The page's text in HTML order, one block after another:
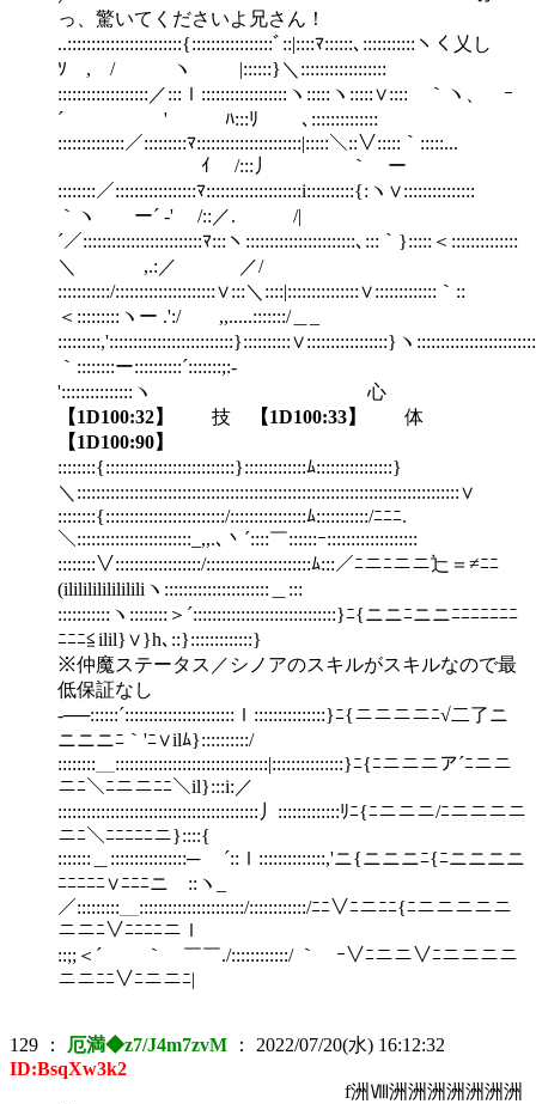
っ、驚いてくださいよ兄さん！
..::::::::::::::::::::::::{:::::::::::::::::ﾞ::|::::ﾏ::::::､:::::::::::ヽく乂し
ｿ , / ヽ |::::::}＼::::::::::::::::::
:::::::::::::::::::／:::ｌ::::::::::::::::::ヽ:::::ヽ:::::∨::::ゞ｀ヽ、 ｰ
´ ' ﾊ:::ﾘ ゝ､::::::::::::::
::::::::::::::／:::::::::ﾏ::::::::::::::::::::::|:::::＼::∨:::::｀:::::...
￣ ｲ /:::丿 ｀ ー
::::::::／:::::::::::::::::ﾏ::::::::::::::::::::i::::::::::{:ヽ∨:::::::::::::::
｀ヽ ー´ ‐' /::／. /|
´／:::::::::::::::::::::::::ﾏ:::ヽ:::::::::::::::::::::::､:::｀}:::::＜::::::::::::::
＼ ,.:／ ／/
:::::::::::/:::::::::::::::::::::∨:::＼::::|:::::::::::::::∨:::::::::::::｀::
＜:::::::::ヽー .':/ ,,.....:::::::/＿_
:::::::::,'::::::::::::::::::::::::::}::::::::::∨:::::::::::::::::}ヽ:::::::::::::::::::::::::
｀::::::::ー::::::::::´:::::::;:-
':::::::::::::::ヽ 心
【1D100:32】
技 【1D100:33】
体
【1D100:90】
::::::::{:::::::::::::::::::::::::::}:::::::::::::ﾑ::::::::::::::::}ゞ
＼::::::::::::::::::::::::::::::::::::::::::::::::::::::::::::::::::::::::::::::::∨
::::::::{:::::::::::::::::::::::::/::::::::::::::::ﾑ:::::::::::/ﾆﾆﾆ.
＼::::::::::::::::::::::::_,,.､丶´::::￣::::::ｰ:::::::::::::::::::
::::::::∨::::::::::::::::::/::::::::::::::::::::::ﾑ:::／ﾆニﾆニニ辷＝≠ﾆﾆ
(ililililililililiヽ::::::::::::::::::::::＿:::
:::::::::::ヽ::::::::＞´::::::::::::::::::::::::::::::}ﾆ{ニニﾆニニﾆﾆﾆﾆﾆﾆﾆ
ﾆﾆﾆ≦ilil}∨}h､::}:::::::::::::}
※仲魔ステータス／シノアのスキルがスキルなので最
低保証なし
-──::::::´:::::::::::::::::::::::ｌ:::::::::::::::}ﾆ{ニニニニﾆ√二了ニ
ニニニﾆ｀'ﾆ∨ilﾑ}::::::::::/
::::::::＿::::::::::::::::::::::::::::::::|:::::::::::::::}ﾆ{ﾆニニニア´ﾆニニ
ニﾆ＼ﾆニニﾆﾆ＼il}:::i:／
::::::::::::::::::::::::::::::::::::::::::丿:::::::::::::ﾘﾆ{ﾆニニニ/ﾆニニニニ
ニﾆ＼ﾆﾆﾆﾆﾆニ}::::{
:::::::＿::::::::::::::::─ ´::ｌ::::::::::::::,'ニ{ニニニﾆ{ﾆニニニニ
ﾆﾆﾆﾆﾆ∨ﾆﾆﾆニゝ::ヽ_
／:::::::::＿::::::::::::::::::::::/::::::::::::/ﾆﾆ∨ﾆニﾆﾆ{ﾆニニニニニ
ニニﾆ∨ﾆﾆﾆﾆニｌ
::;;＜´ ｀ ￣￣./::::::::::::/ ｀ ｰ∨ﾆニニ∨ﾆニニニニ
ニニﾆﾆ∨ﾆニニﾆ|
129 ： 厄満◆z7/J4m7zvM ： 2022/07/20(水) 16:12:32
ID:BsqXw3k2
f洲Ⅷ洲洲洲洲洲洲洲